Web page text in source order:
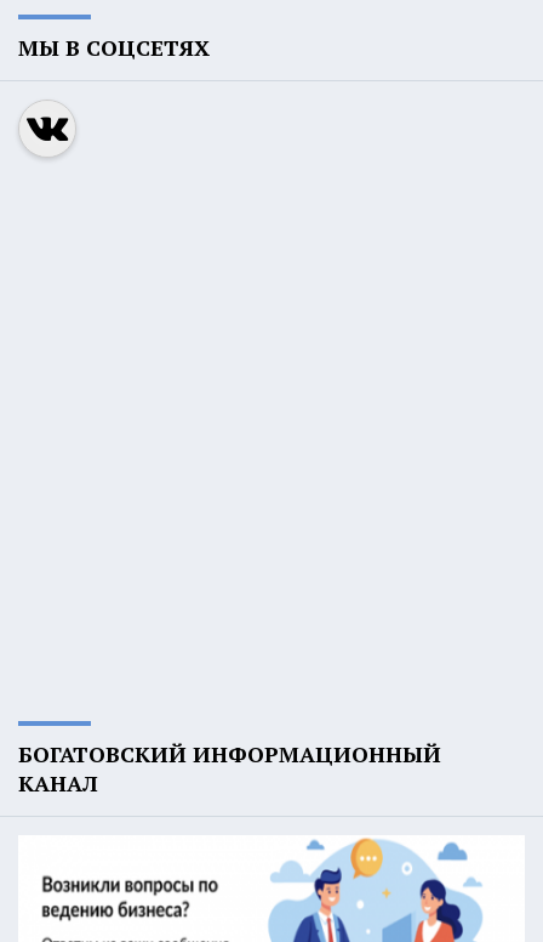
МЫ В СОЦСЕТЯХ
БОГАТОВСКИЙ ИНФОРМАЦИОННЫЙ
КАНАЛ